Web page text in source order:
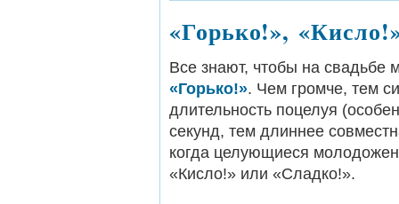
«Горько!»,
Все знают, чтобы на свадьбе
«Горько!». Чем громче, тем
длительность поцелуя
секунд, тем длиннее
когда целующиеся
«Кисло!» или «Сладко!».